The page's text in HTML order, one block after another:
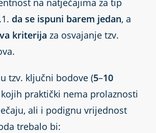
da se ispuni barem jedan, a
kriterija za osvajanje tzv.
tzv. ključni bodove (5–10
kojih praktički nema prolaznosti
ali i podignu vrijednost
trebalo bi: